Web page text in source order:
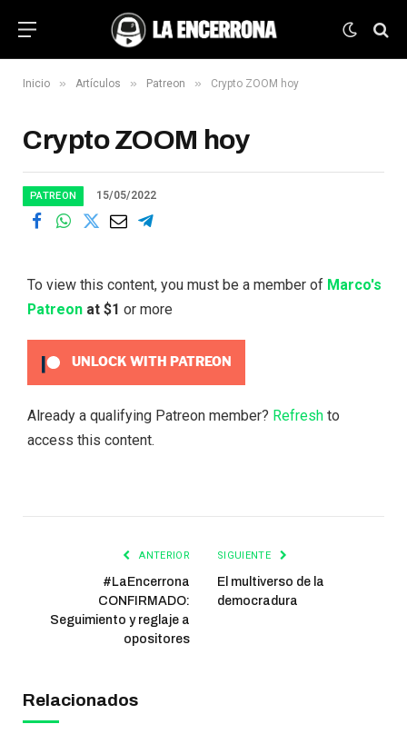
Inicio » Artículos » Patreon » Crypto ZOOM hoy
Crypto ZOOM hoy
PATREON 15/05/2022
To view this content, you must be a member of Marco's
Patreon at $1 or more
UNLOCK WITH PATREON
Already a qualifying Patreon member? Refresh to
access this content.
ANTERIOR
#LaEncerrona
CONFIRMADO:
Seguimiento y reglaje a
opositores
SIGUIENTE
El multiverso de la
democradura
Relacionados